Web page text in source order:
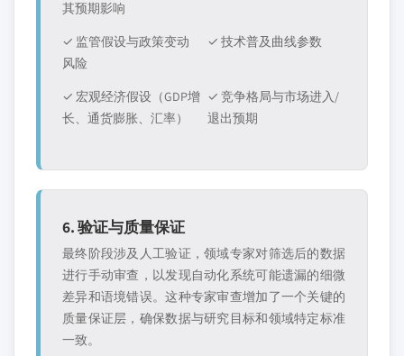
其预期影响
✓ 监管假设与政策变动
风险
✓ 技术普及曲线参数
✓ 宏观经济假设（GDP增
长、通货膨胀、汇率）
✓ 竞争格局与市场进入/
退出预期
6. 验证与质量保证
最终阶段涉及人工验证，领域专家对筛选后的数据
进行手动审查，以发现自动化系统可能遗漏的细微
差异和语境错误。这种专家审查增加了一个关键的
质量保证层，确保数据与研究目标和领域特定标准
一致。